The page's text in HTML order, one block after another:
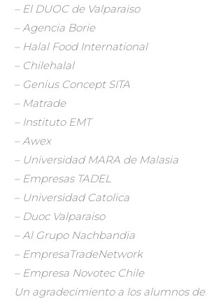
– El DUOC de Valparaiso
– Agencia Borie
– Halal Food International
– Chilehalal
– Genius Concept SITA
– Matrade
– Instituto EMT
– Awex
– Universidad MARA de Malasia
– Empresas TADEL
– Universidad Catolica
– Duoc Valparaiso
– Al Grupo Nachbandia
– EmpresaTradeNetwork
– Empresa Novotec Chile
Un agradecimiento a los alumnos de